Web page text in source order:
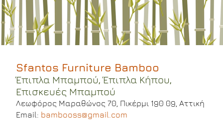
Sfantos Furniture Bamboo
Έπιπλα Μπαμπού, Έπιπλα Κήπου,
Επισκευές Μπαμπού
Λεωφόρος Μαραθώνος 70, Πικέρμι 190 09, Αττική
Email: bambooss@gmail.com